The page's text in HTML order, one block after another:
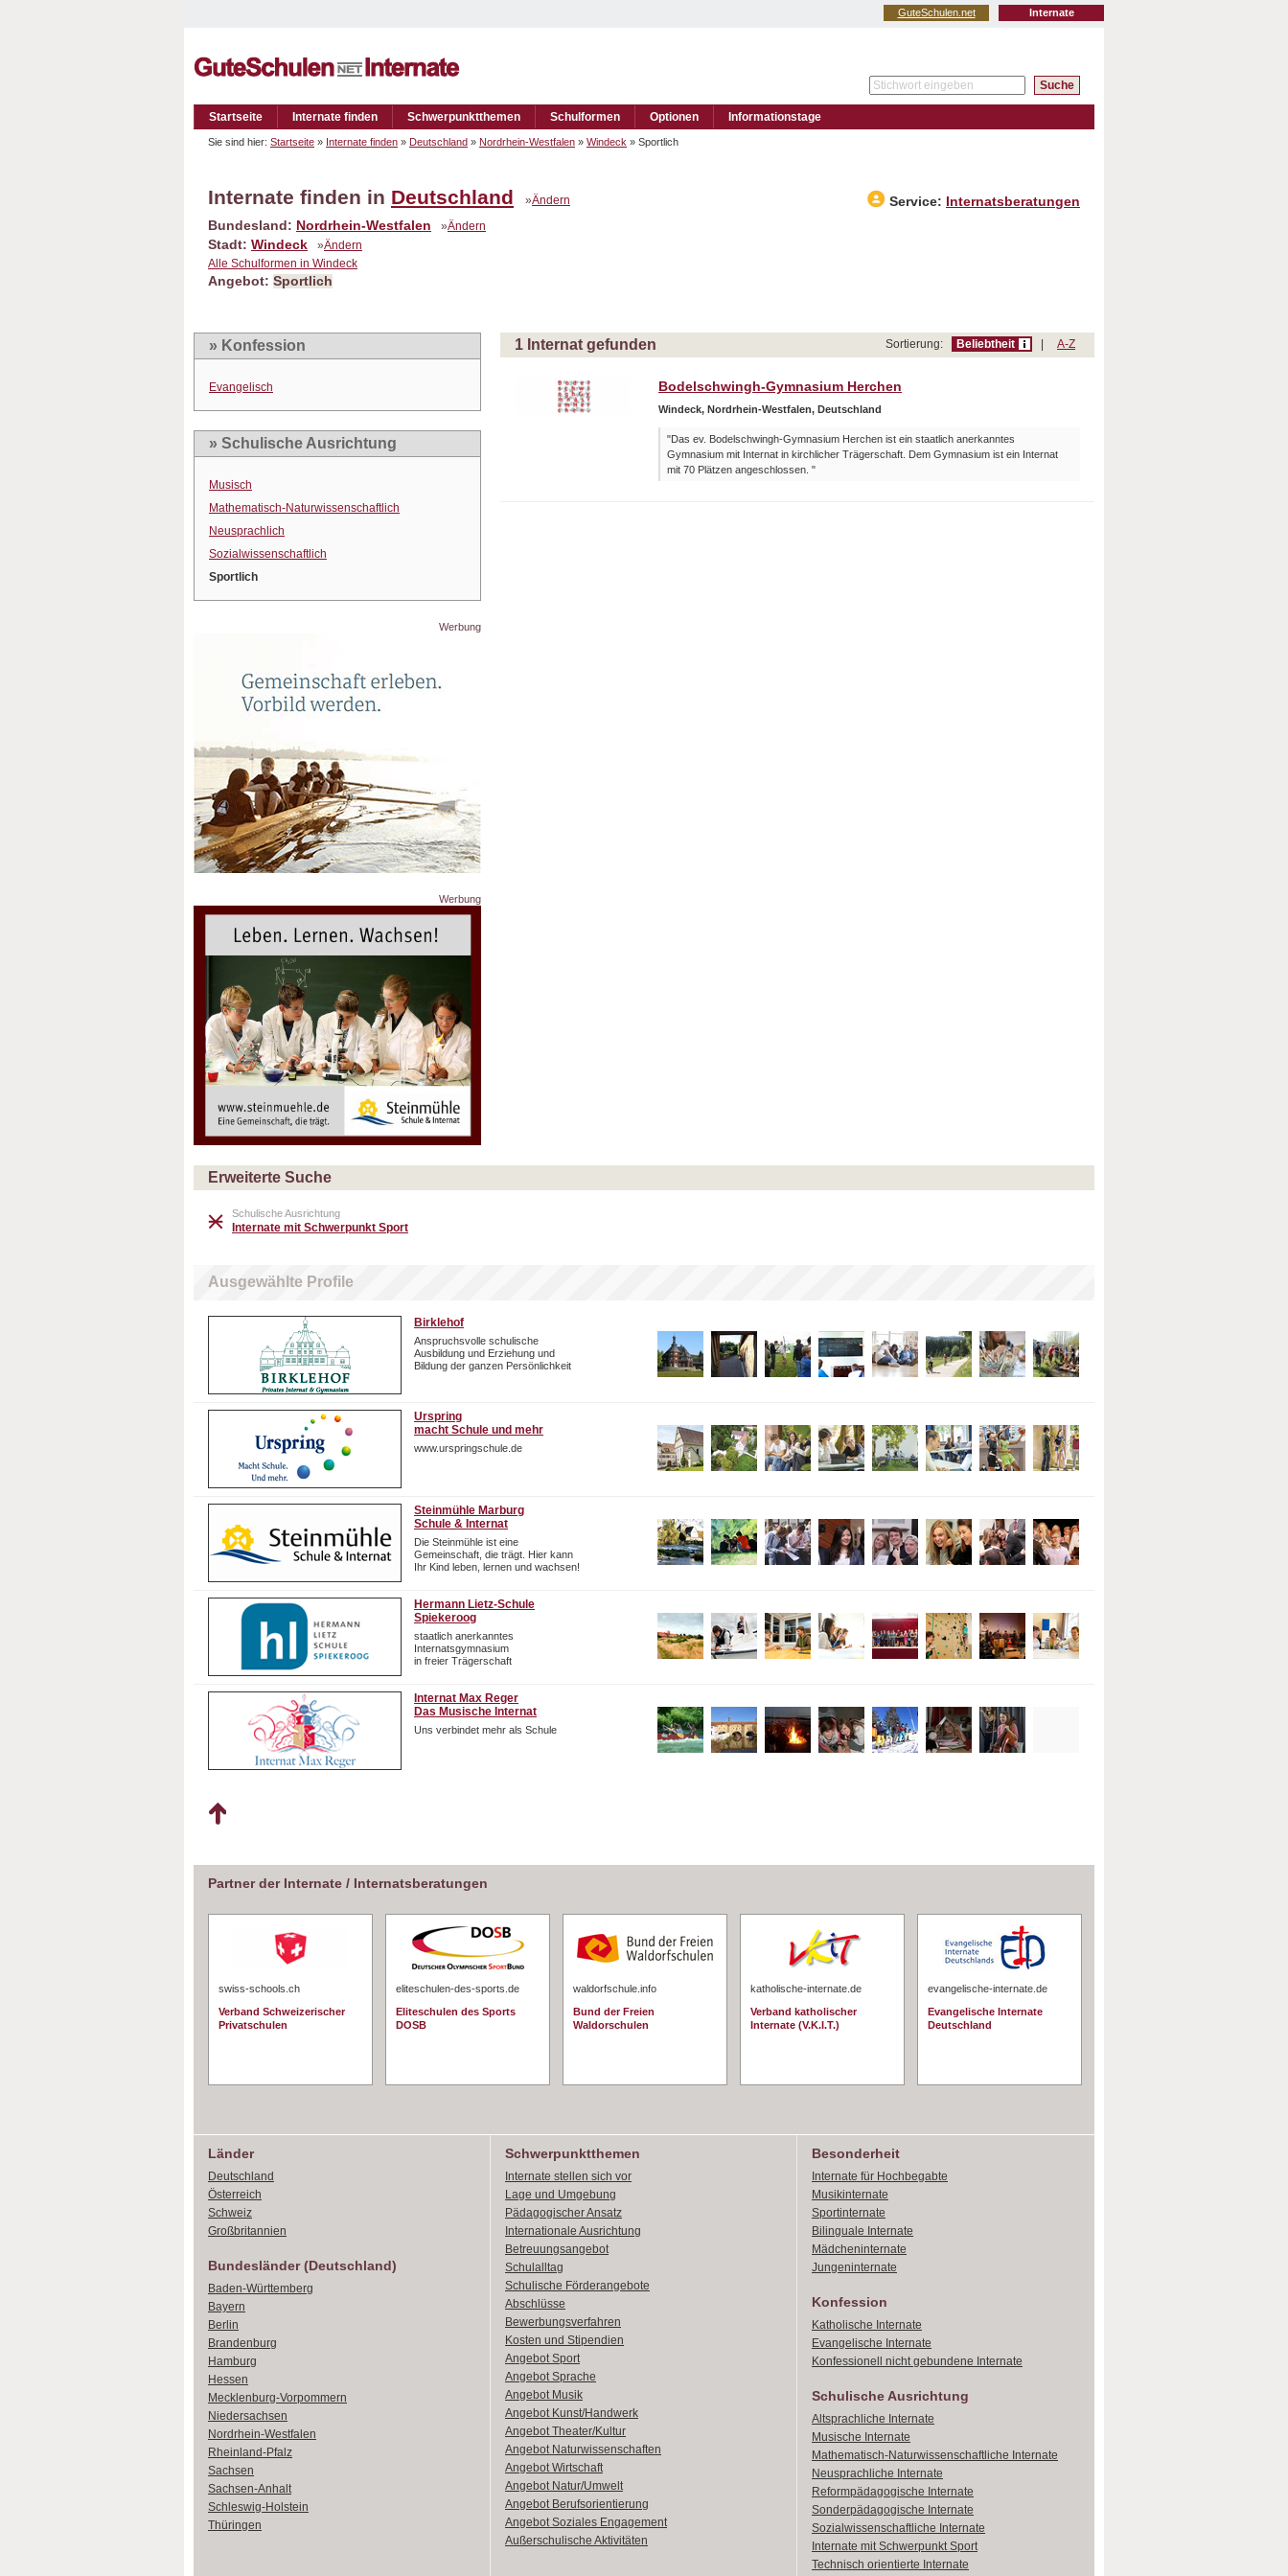
Internate
GuteSchulen.net
Startseite Internate finden Schwerpunktthemen Schulformen Optionen Informationstage
Sie sind hier: Startseite » Internate finden » Deutschland » Nordrhein-Westfalen » Windeck » Sportlich
Internate finden in Deutschland »Ändern Service:
Internatsberatungen
Bundesland: Nordrhein-Westfalen »Ändern
Stadt: Windeck »Ändern
Alle Schulformen in Windeck
Angebot: Sportlich
» Konfession
Evangelisch
» Schulische Ausrichtung
Musisch
Mathematisch-Naturwissenschaftlich
Neusprachlich
Sozialwissenschaftlich
Sportlich
Werbung
Werbung
1 Internat gefunden Sortierung: Beliebtheit A-Z
Bodelschwingh-Gymnasium Herchen
Windeck, Nordrhein-Westfalen, Deutschland
"Das ev. Bodelschwingh-Gymnasium Herchen ist ein staatlich anerkanntes
Gymnasium mit Internat in kirchlicher Trägerschaft. Dem Gymnasium ist ein Internat
mit 70 Plätzen angeschlossen. "
Erweiterte Suche
Schulische Ausrichtung
Internate mit Schwerpunkt Sport
Ausgewählte Profile
Birklehof
Anspruchsvolle schulische
Ausbildung und Erziehung und
Bildung der ganzen Persönlichkeit
Urspring
macht Schule und mehr
www.urspringschule.de
Steinmühle Marburg
Schule & Internat
Die Steinmühle ist eine
Gemeinschaft, die trägt. Hier kann
Ihr Kind leben, lernen und wachsen!
Hermann Lietz-Schule
Spiekeroog
staatlich anerkanntes
Internatsgymnasium
in freier Trägerschaft
Internat Max Reger
Das Musische Internat
Uns verbindet mehr als Schule
Partner der Internate / Internatsberatungen
swiss-schools.ch
Verband Schweizerischer
Privatschulen
eliteschulen-des-sports.de
Eliteschulen des Sports
DOSB
waldorfschule.info
Bund der Freien
Waldorschulen
katholische-internate.de
Verband katholischer
Internate (V.K.I.T.)
evangelische-internate.de
Evangelische Internate
Deutschland
Länder
Deutschland
Österreich
Schweiz
Großbritannien
Bundesländer (Deutschland)
Baden-Württemberg
Bayern
Berlin
Brandenburg
Hamburg
Hessen
Mecklenburg-Vorpommern
Niedersachsen
Nordrhein-Westfalen
Rheinland-Pfalz
Sachsen
Sachsen-Anhalt
Schleswig-Holstein
Thüringen
Schwerpunktthemen
Internate stellen sich vor
Lage und Umgebung
Pädagogischer Ansatz
Internationale Ausrichtung
Betreuungsangebot
Schulalltag
Schulische Förderangebote
Abschlüsse
Bewerbungsverfahren
Kosten und Stipendien
Angebot Sport
Angebot Sprache
Angebot Musik
Angebot Kunst/Handwerk
Angebot Theater/Kultur
Angebot Naturwissenschaften
Angebot Wirtschaft
Angebot Natur/Umwelt
Angebot Berufsorientierung
Angebot Soziales Engagement
Außerschulische Aktivitäten
Besonderheit
Internate für Hochbegabte
Musikinternate
Sportinternate
Bilinguale Internate
Mädcheninternate
Jungeninternate
Konfession
Katholische Internate
Evangelische Internate
Konfessionell nicht gebundene Internate
Schulische Ausrichtung
Altsprachliche Internate
Musische Internate
Mathematisch-Naturwissenschaftliche Internate
Neusprachliche Internate
Reformpädagogische Internate
Sonderpädagogische Internate
Sozialwissenschaftliche Internate
Internate mit Schwerpunkt Sport
Technisch orientierte Internate